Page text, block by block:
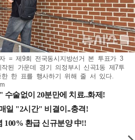
= 제9회 전국동시지방선거 본 투표가 3
된 가운데 경기 의정부시 신곡1동 제7투
한 한 표를 행사하기 위해 줄 서 있다.